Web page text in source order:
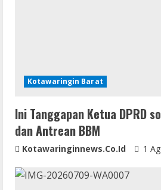
g
Kotawaringin Barat
Ini Tanggapan Ketua DPRD
dan Antrean BBM
Kotawaringinnews.co.id 1